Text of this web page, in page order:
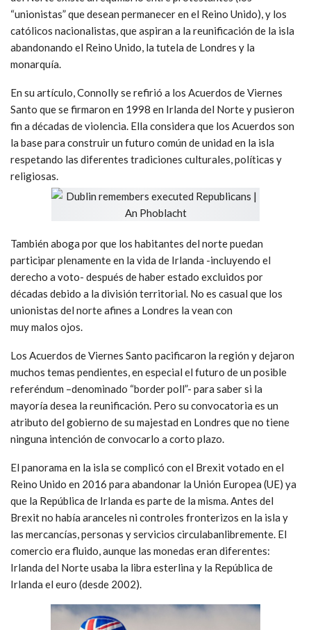
“unionistas” que desean permanecer en el Reino Unido), y los
católicos nacionalistas, que aspiran a la reunificación de la isla
abandonando el Reino Unido, la tutela de Londres y la
monarquía.
En su artículo, Connolly se refirió a los Acuerdos de Viernes
Santo que se firmaron en 1998 en Irlanda del Norte y pusieron
fin a décadas de violencia. Ella considera que los Acuerdos son
la base para construir un futuro común de unidad en la isla
respetando las diferentes tradiciones culturales, políticas y
religiosas.
También aboga por que los habitantes del norte puedan
participar plenamente en la vida de Irlanda -incluyendo el
derecho a voto- después de haber estado excluidos por
décadas debido a la división territorial. No es casual que los
unionistas del norte afines a Londres la vean con
muy malos ojos.
Los Acuerdos de Viernes Santo pacificaron la región y dejaron
muchos temas pendientes, en especial el futuro de un posible
referéndum –denominado “border poll”- para saber si la
mayoría desea la reunificación. Pero su convocatoria es un
atributo del gobierno de su majestad en Londres que no tiene
ninguna intención de convocarlo a corto plazo.
El panorama en la isla se complicó con el Brexit votado en el
Reino Unido en 2016 para abandonar la Unión Europea (UE) ya
que la República de Irlanda es parte de la misma. Antes del
Brexit no había aranceles ni controles fronterizos en la isla y
las mercancías, personas y servicios circulabanlibremente. El
comercio era fluido, aunque las monedas eran diferentes:
Irlanda del Norte usaba la libra esterlina y la República de
Irlanda el euro (desde 2002).